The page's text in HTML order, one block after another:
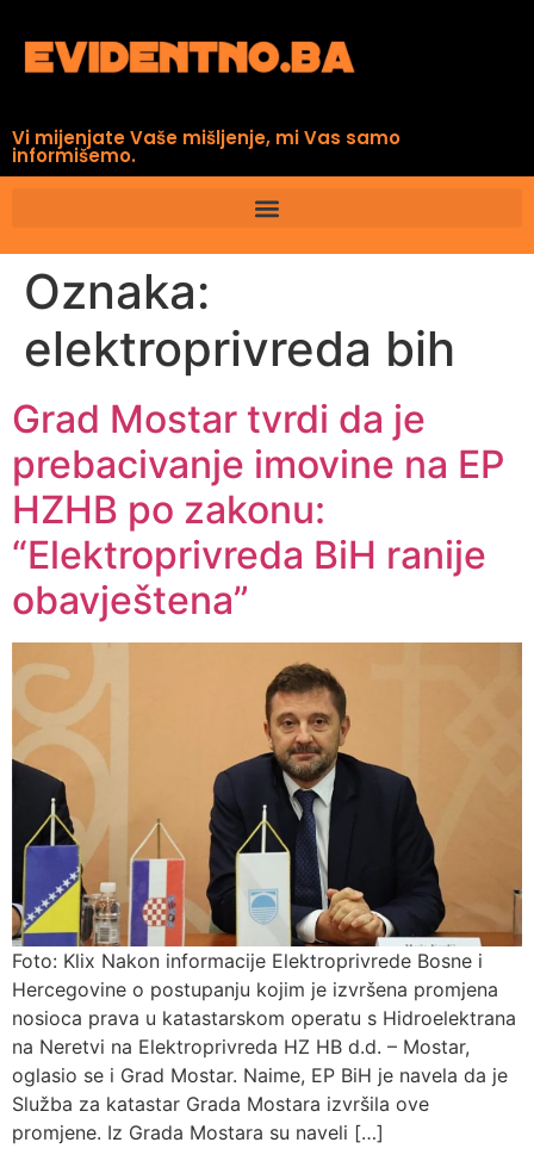
Vi mijenjate Vaše mišljenje, mi Vas samo
informišemo.
Oznaka:
elektroprivreda bih
Grad Mostar tvrdi da je
prebacivanje imovine na EP
HZHB po zakonu:
“Elektroprivreda BiH ranije
obavještena”
Foto: Klix Nakon informacije Elektroprivrede Bosne i
Hercegovine o postupanju kojim je izvršena promjena
nosioca prava u katastarskom operatu s Hidroelektrana
na Neretvi na Elektroprivreda HZ HB d.d. – Mostar,
oglasio se i Grad Mostar. Naime, EP BiH je navela da je
Služba za katastar Grada Mostara izvršila ove
promjene. Iz Grada Mostara su naveli […]